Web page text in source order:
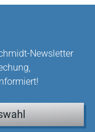
Newsletter